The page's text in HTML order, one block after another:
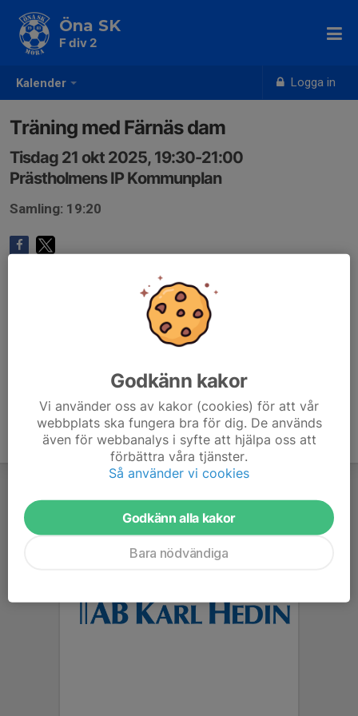
Kalender Logga in
Öna SK
F div 2
Träning med Färnäs dam
Tisdag 21 okt 2025, 19:30-21:00
Prästholmens IP Kommunplan
Samling: 19:20
Godkänn kakor
Vi använder oss av kakor (cookies) för att vår
webbplats ska fungera bra för dig. De används
även för webbanalys i syfte att hjälpa oss att
förbättra våra tjänster.
Så använder vi cookies
Godkänn alla kakor
Bara nödvändiga